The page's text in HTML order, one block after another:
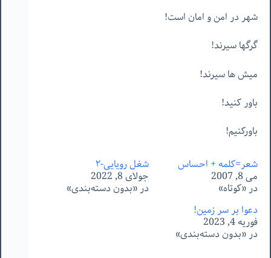
شهردرامنوامان است!
گرگهاسيرند!
ميشهاسيرند!
باوركنيد!
باوركنيم!
شعر=کلمه + احساس
می 8, 2007
در «کوتاه»
شغل رویایی-٢
جولای 8, 2022
در «بدون دسته‌بندی»
دعوا بر سر زمین!
فوریه 4, 2023
در «بدون دسته‌بندی»